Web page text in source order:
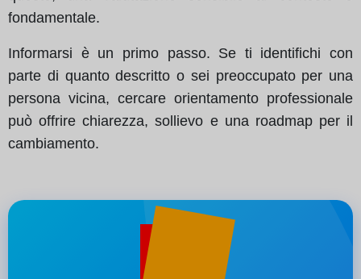
fondamentale.
Informarsi è un primo passo. Se ti identifichi con
parte di quanto descritto o sei preoccupato per una
persona vicina, cercare orientamento professionale
può offrire chiarezza, sollievo e una roadmap per il
cambiamento.